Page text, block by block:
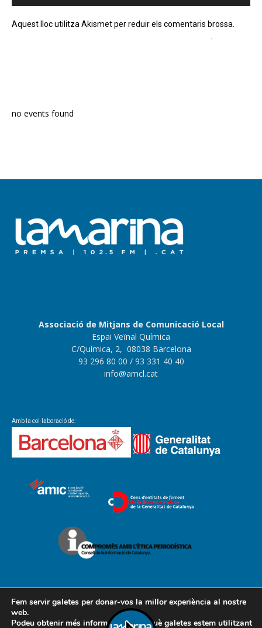
Aquest lloc utilitza Akismet per reduir els comentaris brossa.
.
no events found
Associació de Mitjans de Comunicació Local
Espai Veïnal Química
C/Química, 2, 08038 Barcelona
93 296 80 00 / 93 331 40 40
info@amcl.cat
Amb la col·laboració de:
Fem servir galetes per donar-vos la millor experiència al nostre
web.
Podeu obtenir més informació sobre què galetes estem utilitzant